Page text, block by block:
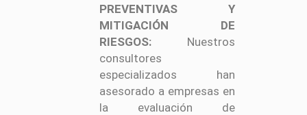
PREVENTIVAS Y
MITIGACIÓN DE
RIESGOS:Nuestros
consultores
especializados han
asesorado a empresas en
la evaluación de